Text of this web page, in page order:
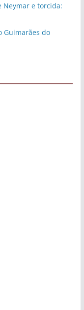
Neymar e torcida:
Guimarães do